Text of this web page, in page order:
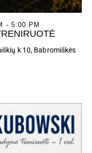
I
O
N
- 5:00 PM
k 10, Babromiškės